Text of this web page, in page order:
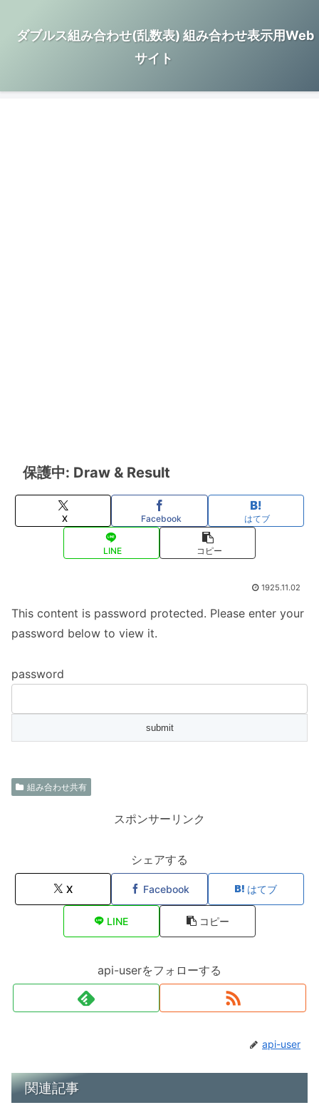
ダブルス組み合わせ(乱数表) 組み合わせ表示用Web
サイト
保護中: Draw & Result
X Facebook はてブ
LINE コピー
1925.11.02
This content is password protected. Please enter your
password below to view it.
password
組み合わせ共有
スポンサーリンク
シェアする
X Facebook はてブ
LINE コピー
api-userをフォローする
api-user
関連記事